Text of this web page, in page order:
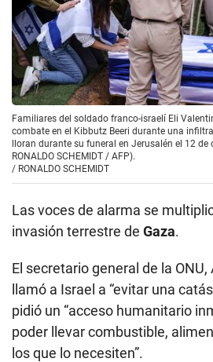
Familiares del soldado franco-israelí Eli
combate en el Kibbutz Beeri durante una
lloran durante su funeral en Jerusalén el 12 de
RONALDO SCHEMIDT / AFP).
/ RONALDO SCHEMIDT
Las voces de alarma se
invasión terrestre de Gaza.
El secretario general de la
llamó a Israel a “evitar una
pidió un “acceso humanitario
poder llevar combustible,
los que lo necesiten”.